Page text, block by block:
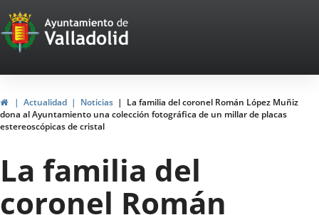
Portal
Web
del
Ayuntamiento
de
Valladolid
HomeActualidad Noticias
La familia del coronel Román López Muñiz
dona al Ayuntamiento una colección fotográfica de un millar de placas
estereoscópicas de cristal
La familia del
coronel Román